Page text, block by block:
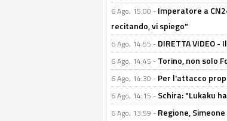
6 Ago, 15:00 - Imperatore a
recitando, vi spiego"
6 Ago, 14:55 - DIRETTA VIDEO
6 Ago, 14:45 - Torino, non solo
6 Ago, 14:30 - Per l'attacco
6 Ago, 14:15 - Schira: "Lukaku
6 Ago, 13:59 - Regione,